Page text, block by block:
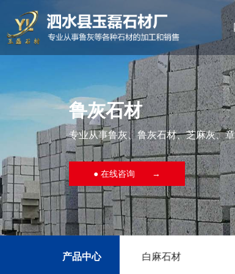
鲁灰石材
专业从事鲁灰、鲁灰石材、芝麻灰、
● 在线咨询 →
产品中心
白麻石材 下水口